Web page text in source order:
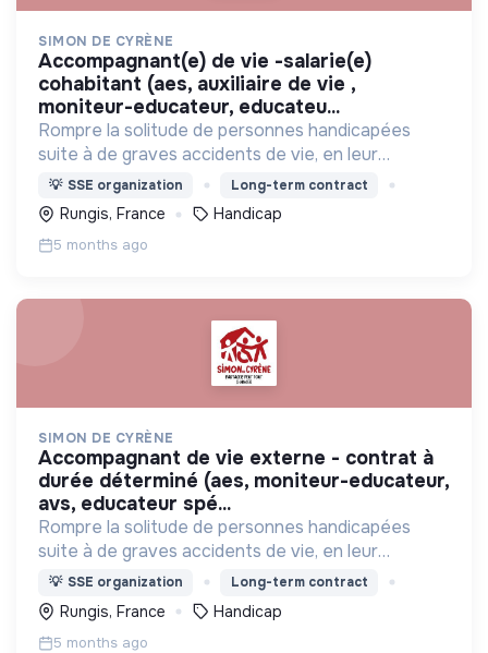
SIMON DE CYRÈNE
accompagnant(e) de vie -salarie(e)
cohabitant (aes, auxiliaire de vie ,
moniteur-educateur, educateu...
Rompre la solitude de personnes handicapées
suite à de graves accidents de vie, en leur
proposant de vivre ensemble avec des valides
dans des maisons partagées, et s'intégrer dans la
vie du quartier.
💡 SSE organization Long-term contract
Rungis, France Handicap
5 months ago
SIMON DE CYRÈNE
accompagnant de vie externe - contrat à
durée déterminé (aes, moniteur-educateur,
avs, educateur spé...
Rompre la solitude de personnes handicapées
suite à de graves accidents de vie, en leur
proposant de vivre ensemble avec des valides
dans des maisons partagées, et s'intégrer dans la
vie du quartier.
💡 SSE organization Long-term contract
Rungis, France Handicap
5 months ago